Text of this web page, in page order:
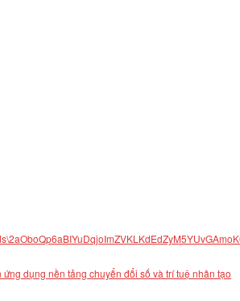
ứng dụng nền tảng chuyển đổi số và trí tuệ nhân tạo